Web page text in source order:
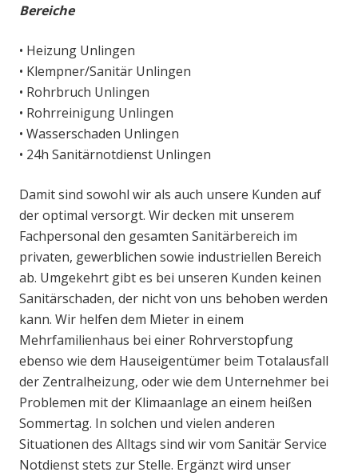
Bereiche
• Heizung Unlingen
• Klempner/Sanitär Unlingen
• Rohrbruch Unlingen
• Rohrreinigung Unlingen
• Wasserschaden Unlingen
• 24h Sanitärnotdienst Unlingen
Damit sind sowohl wir als auch unsere Kunden auf
der optimal versorgt. Wir decken mit unserem
Fachpersonal den gesamten Sanitärbereich im
privaten, gewerblichen sowie industriellen Bereich
ab. Umgekehrt gibt es bei unseren Kunden keinen
Sanitärschaden, der nicht von uns behoben werden
kann. Wir helfen dem Mieter in einem
Mehrfamilienhaus bei einer Rohrverstopfung
ebenso wie dem Hauseigentümer beim Totalausfall
der Zentralheizung, oder wie dem Unternehmer bei
Problemen mit der Klimaanlage an einem heißen
Sommertag. In solchen und vielen anderen
Situationen des Alltags sind wir vom Sanitär Service
Notdienst stets zur Stelle. Ergänzt wird unser